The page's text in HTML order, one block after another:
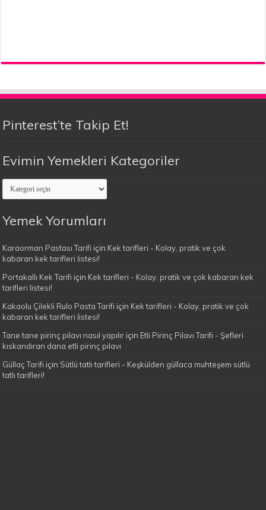
Pinterest’te Takip Et!
Evimin Yemekleri Kategoriler
Evimin
Yemekleri
Kategoriler
Yemek Yorumları
Karaorman Pastası Tarifi için Kek tarifleri - Kolay, pratik ve çok
kabaran kek tarifleri listesi!
Portakallı Kek Tarifi için Kek tarifleri - Kolay, pratik ve çok kabaran kek
tarifleri listesi!
Kakaolu Çilekli Rulo Pasta Tarifi için Kek tarifleri - Kolay, pratik ve çok
kabaran kek tarifleri listesi!
Tane tane pirinç pilavı nasıl yapılır için Etli Pirinç Pilavı Tarifi - Şefleri
kıskandıran dana etli pirinç pilavı
Güllaç Tarifi için Sütlü tatlı tarifleri - Keşkülden güllaca muhteşem sütlü
tatlı tarifleri!